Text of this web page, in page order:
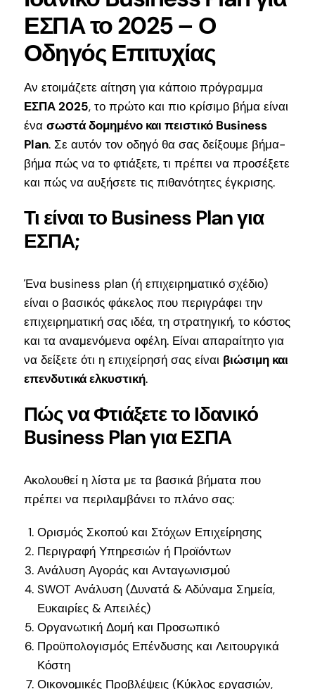
ΕΠΙΚΟΙΝΩΝΙΑ
ΕΣΠΑ το 2025 – Ο
Οδηγός Επιτυχίας
Αν ετοιμάζετε αίτηση για κάποιο πρόγραμμα
ΕΣΠΑ 2025, το πρώτο και πιο κρίσιμο βήμα είναι
ένα σωστά δομημένο και πειστικό Business
Plan. Σε αυτόν τον οδηγό θα σας δείξουμε βήμα-
βήμα πώς να το φτιάξετε, τι πρέπει να προσέξετε
και πώς να αυξήσετε τις πιθανότητες έγκρισης.
Τι είναι το Business Plan για
ΕΣΠΑ;
Ένα business plan (ή επιχειρηματικό σχέδιο)
είναι ο βασικός φάκελος που περιγράφει την
επιχειρηματική σας ιδέα, τη στρατηγική, το κόστος
και τα αναμενόμενα οφέλη. Είναι απαραίτητο για
να δείξετε ότι η επιχείρησή σας είναι βιώσιμη και
επενδυτικά ελκυστική.
Πώς να Φτιάξετε το Ιδανικό
Business Plan για ΕΣΠΑ
Ακολουθεί η λίστα με τα βασικά βήματα που
πρέπει να περιλαμβάνει το πλάνο σας:
Ορισμός Σκοπού και Στόχων Επιχείρησης
Περιγραφή Υπηρεσιών ή Προϊόντων
Ανάλυση Αγοράς και Ανταγωνισμού
SWOT Ανάλυση (Δυνατά & Αδύναμα Σημεία,
Ευκαιρίες & Απειλές)
Οργανωτική Δομή και Προσωπικό
Προϋπολογισμός Επένδυσης και Λειτουργικά
Κόστη
Οικονομικές Προβλέψεις (Κύκλος εργασιών,